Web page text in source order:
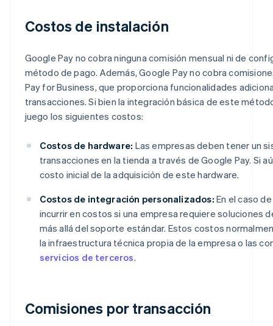
Costos de instalación
Google Pay no cobra ninguna comisión mensual ni de
método de pago. Además, Google Pay no cobra
Pay for Business, que proporciona funcionalidades
transacciones. Si bien la integración básica de este
juego los siguientes costos:
Costos de hardware: Las empresas deben tener un
transacciones en la tienda a través de Google Pay. Si
costo inicial de la adquisición de este hardware.
Costos de integración personalizados: En el caso
incurrir en costos si una empresa requiere soluciones
más allá del soporte estándar. Estos costos
la infraestructura técnica propia de la empresa o las
servicios de terceros.
Comisiones por transacción